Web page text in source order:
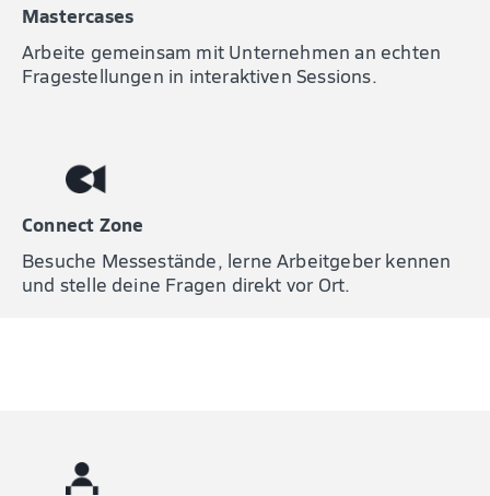
Mastercases
Arbeite gemeinsam mit Unternehmen an echten
Fragestellungen in interaktiven Sessions.
Connect Zone
Besuche Messestände, lerne Arbeitgeber kennen
und stelle deine Fragen direkt vor Ort.